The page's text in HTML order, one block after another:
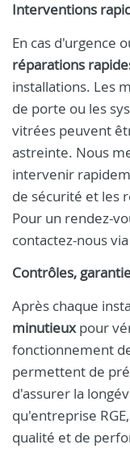
Interventions
En cas d'urgence
réparations
installations. Les
de porte ou les
vitrées peuvent
astreinte. Nous
intervenir
de sécurité et les
Pour un rendez-
contactez-nous
Contrôles,
Après chaque
minutieuxpour
fonctionnement
permettent de
d'assurer la
qu'entreprise
qualité et de